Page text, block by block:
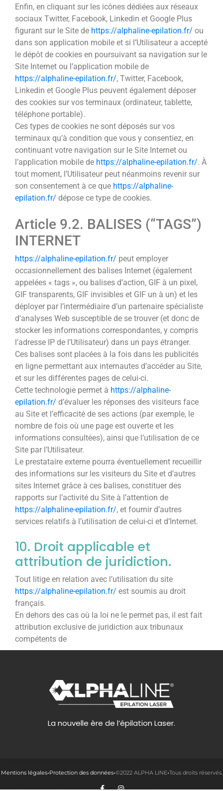
Enfin, en cliquant sur les icônes dédiées aux réseaux
sociaux Twitter, Facebook, Linkedin et Google Plus
figurant sur le Site de https://alphaline-epilation.fr/ ou
dans son application mobile et si l’Utilisateur a accepté
le dépôt de cookies en poursuivant sa navigation sur le
Site Internet ou l’application mobile de
https://alphaline-epilation.fr/, Twitter, Facebook,
Linkedin et Google Plus peuvent également déposer
des cookies sur vos terminaux (ordinateur, tablette,
téléphone portable).
Ces types de cookies ne sont déposés sur vos
terminaux qu’à condition que vous y consentiez, en
continuant votre navigation sur le Site Internet ou
l’application mobile de https://alphaline-epilation.fr/. À
tout moment, l’Utilisateur peut néanmoins revenir sur
son consentement à ce que https://alphaline-
epilation.fr/ dépose ce type de cookies.
Article 9.2. BALISES (“TAGS”)
INTERNET
https://alphaline-epilation.fr/ peut employer
occasionnellement des balises Internet (également
appelées « tags », ou balises d’action, GIF à un pixel,
GIF transparents, GIF invisibles et GIF un à un) et les
déployer par l’intermédiaire d’un partenaire spécialiste
d’analyses Web susceptible de se trouver (et donc de
stocker les informations correspondantes, y compris
l’adresse IP de l’Utilisateur) dans un pays étranger.
Ces balises sont placées à la fois dans les publicités
en ligne permettant aux internautes d’accéder au Site,
et sur les différentes pages de celui-ci.
Cette technologie permet à https://alphaline-
epilation.fr/ d’évaluer les réponses des visiteurs face
au Site et l’efficacité de ses actions (par exemple, le
nombre de fois où une page est ouverte et les
informations consultées), ainsi que l’utilisation de ce
Site par l’Utilisateur.
Le prestataire externe pourra éventuellement recueillir
des informations sur les visiteurs du Site et d’autres
sites Internet grâce à ces balises, constituer des
rapports sur l’activité du Site à l’attention de
https://alphaline-epilation.fr/, et fournir d’autres
services relatifs à l’utilisation de celui-ci et d’Internet.
10. Droit applicable et
attribution de juridiction.
Tout litige en relation avec l’utilisation du site
https://alphaline-epilation.fr/ est soumis au droit
français.
En dehors des cas où la loi ne le permet pas, il est fait
attribution exclusive de juridiction aux tribunaux
compétents de
La nouvelle ère de l’épilation Laser.
Mentions légales Protection des données ©2022 ALPHA LINE Tous droits réservés.